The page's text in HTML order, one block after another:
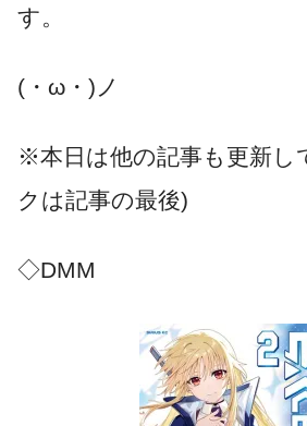
す。
(・ω・)ノ
※本日は他の記事も更新し
クは記事の最後)
◇DMM